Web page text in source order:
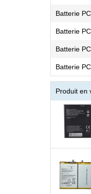
Batterie
Batterie
Batterie
Batterie
Produit en